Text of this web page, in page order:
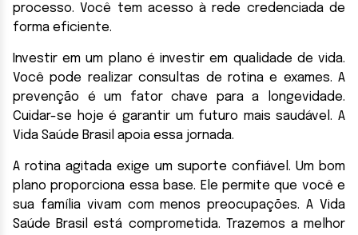
processo. Você tem acesso à rede credenciada de
forma eficiente.
Investir em um plano é investir em qualidade de vida.
Você pode realizar consultas de rotina e exames. A
prevenção é um fator chave para a longevidade.
Cuidar-se hoje é garantir um futuro mais saudável. A
Vida Saúde Brasil apoia essa jornada.
A rotina agitada exige um suporte confiável. Um bom
plano proporciona essa base. Ele permite que você e
sua família vivam com menos preocupações. A Vida
Saúde Brasil está comprometida. Trazemos a melhor